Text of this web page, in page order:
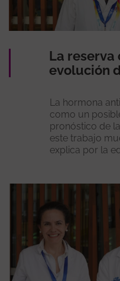
La reserva
evolución
La hormona
como un
pronóstico de
este trabajo
explica por la